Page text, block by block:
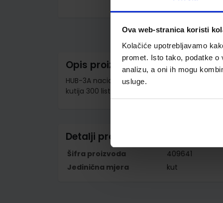
Ova web-stranica koristi
Kolačiće upotrebljavamo
promet. Isto tako, podatke
analizu, a oni ih mogu
usluge.
gallery
Opis proizvoda
HUB-3A nacionalni nalog za plaćanje s
kutija 300 listova x 3 naloga, za laser / ink jet
Detalji proizvoda
Šifra proizvoda
409641
Jedinična mjera
kut